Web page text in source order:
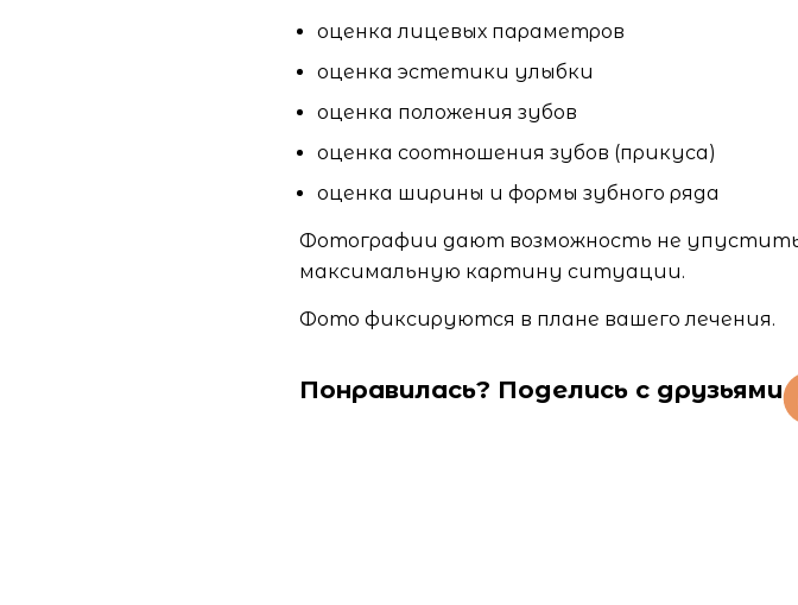
оценка лицевых параметров
оценка эстетики улыбки
оценка положения зубов
оценка соотношения зубов (прикуса)
оценка ширины и формы зубного ряда
Фотографии дают возможность не
максимальную картину ситуации.
Фото фиксируются в плане вашего лечения.
Понравилась? Поделись с друзьями